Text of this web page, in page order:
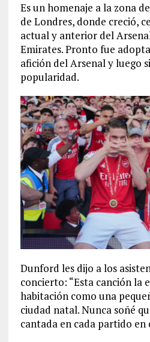
Es un homenaje a la zona
de Londres, donde creció,
actual y anterior del
Emirates. Pronto fue
afición del Arsenal y luego
popularidad.
Dunford les dijo a los
concierto: “Esta canción la
habitación como una
ciudad natal. Nunca soñé
cantada en cada partido en